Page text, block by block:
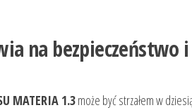
na bezpieczeństwo i
MATERIA 1.3może być strzałem w